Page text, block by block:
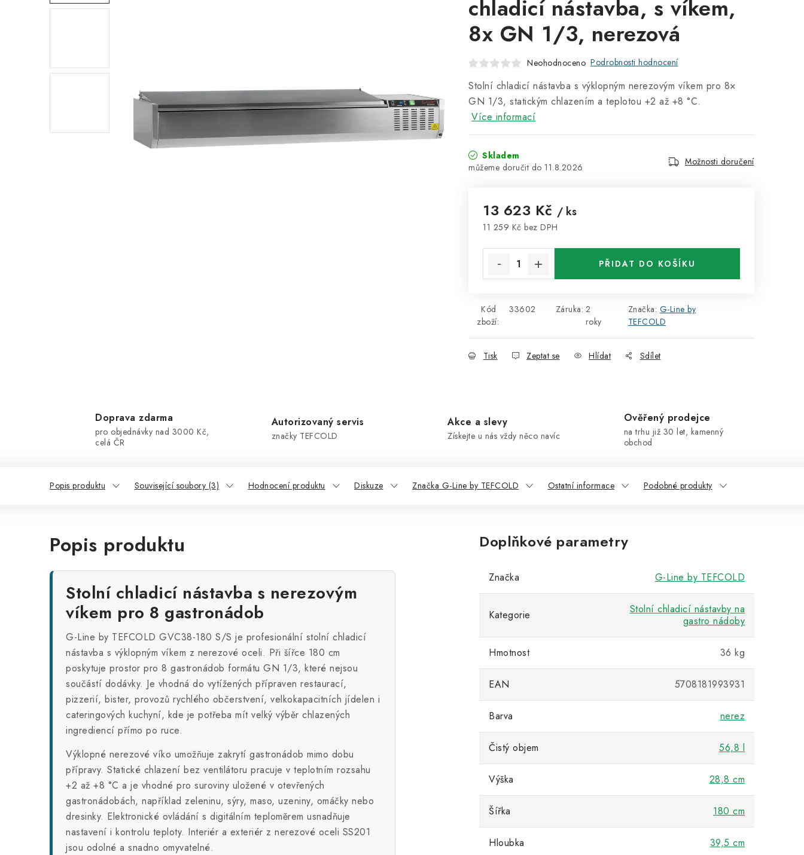
chladicí nástavba, s víkem,
8x GN 1/3, nerezová
Neohodnoceno Podrobnosti hodnocení
Stolní chladicí nástavba s výklopným nerezovým víkem pro 8×
GN 1/3, statickým chlazením a teplotou +2 až +8 °C.
Více informací
Skladem
11.8.2026
Možnosti doručení
13 623 Kč / ks
11 259 Kč bez DPH
PŘIDAT DO KOŠÍKU
Kód
zboží:
33602 Záruka: 2
roky
Značka: G-Line by
TEFCOLD
Tisk Zeptat se Hlídat Sdílet
Doprava zdarma
pro objednávky nad 3000 Kč,
celá ČR
Autorizovaný servis
značky TEFCOLD
Akce a slevy
Získejte u nás vždy něco navíc
Ověřený prodejce
na trhu již 30 let, kamenný
obchod
Popis produktu Související soubory (3) Hodnocení produktu Diskuze Značka G-Line by TEFCOLD Ostatní informace Podobné produkty
Popis produktu
Stolní chladicí nástavba s nerezovým
víkem pro 8 gastronádob
G-Line by TEFCOLD GVC38-180 S/S je profesionální stolní chladicí
nástavba s výklopným víkem z nerezové oceli. Při šířce 180 cm
poskytuje prostor pro 8 gastronádob formátu GN 1/3, které nejsou
součástí dodávky. Je vhodná do vytížených přípraven restaurací,
pizzerií, bister, provozů rychlého občerstvení, velkokapacitních jídelen i
cateringových kuchyní, kde je potřeba mít velký výběr chlazených
ingrediencí přímo po ruce.
Výklopné nerezové víko umožňuje zakrytí gastronádob mimo dobu
přípravy. Statické chlazení bez ventilátoru pracuje v teplotním rozsahu
+2 až +8 °C a je vhodné pro suroviny uložené v otevřených
gastronádobách, například zeleninu, sýry, maso, uzeniny, omáčky nebo
dresinky. Elektronické ovládání s digitálním teploměrem usnadňuje
nastavení i kontrolu teploty. Interiér a exteriér z nerezové oceli SS201
jsou odolné a snadno omyvatelné.
Doplňkové parametry
Značka G-Line by TEFCOLD
Kategorie
Stolní chladicí nástavby na
gastro nádoby
Hmotnost 36 kg
EAN 5708181993931
Barva nerez
Čistý objem 56,8 l
Výška 28,8 cm
Šířka 180 cm
Hloubka 39,5 cm